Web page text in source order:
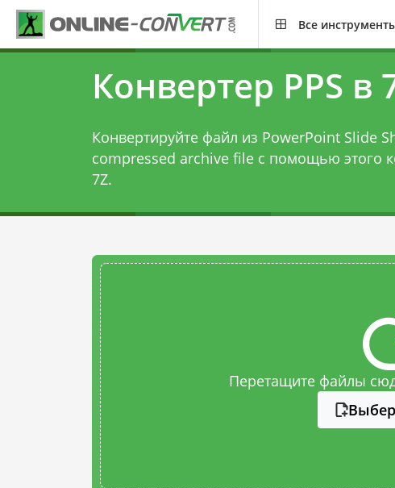
Все
Конвертер PPS в
Конвертируйте файл из PowerPoint Slide
compressed archive file с помощью этого
7Z.
Перетащите файлы